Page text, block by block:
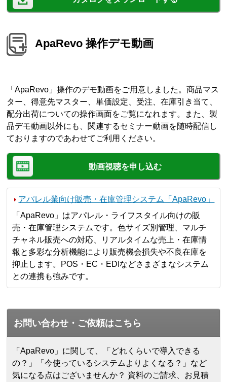
ApaRevo 操作デモ動画
「ApaRevo」操作のデモ動画をご用意しました。商品マス
ター、得意先マスター、単価設定、受注、在庫引き当て、
配分出荷についての操作画面をご覧になれます。また、製
品デモ動画以外にも、関連するセミナー動画を随時配信し
ておりますのであわせてご利用ください。
動画視聴を申し込む
アパレル業向け販売・在庫管理システム「ApaRevo」
「ApaRevo」はアパレル・ライフスタイル向けの販
売・在庫管理システムです。色サイズ別管理、マルチ
チャネル販売への対応、リアルタイムな売上・在庫情
報と多彩な分析機能により販売機会損失や不良在庫を
抑止します。POS・EC・EDIなどさまざまなシステム
との連携も強みです。
お問い合わせ・ご依頼はこちら
「ApaRevo」に関して、「どれくらいで導入できる
の？」「今使っているシステムよりよくなる？」など
気になる点はございませんか？ 資料のご請求、お見積